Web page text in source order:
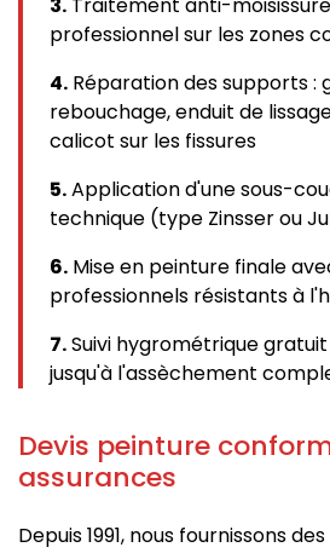
professionnel sur les zones
4. Réparation des supports :
rebouchage, enduit de
calicot sur les fissures
5.Application d'une sous-
technique (type Zinsser ou
6. Mise en peinture finale
professionnels résistants à
7.Suivi hygrométrique
jusqu'à l'assèchement
Devis peinture
assurances
Depuis 1991, nous fournissons